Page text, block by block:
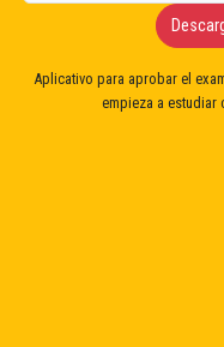
Aplicativo para aprobar el
empieza a estudiar